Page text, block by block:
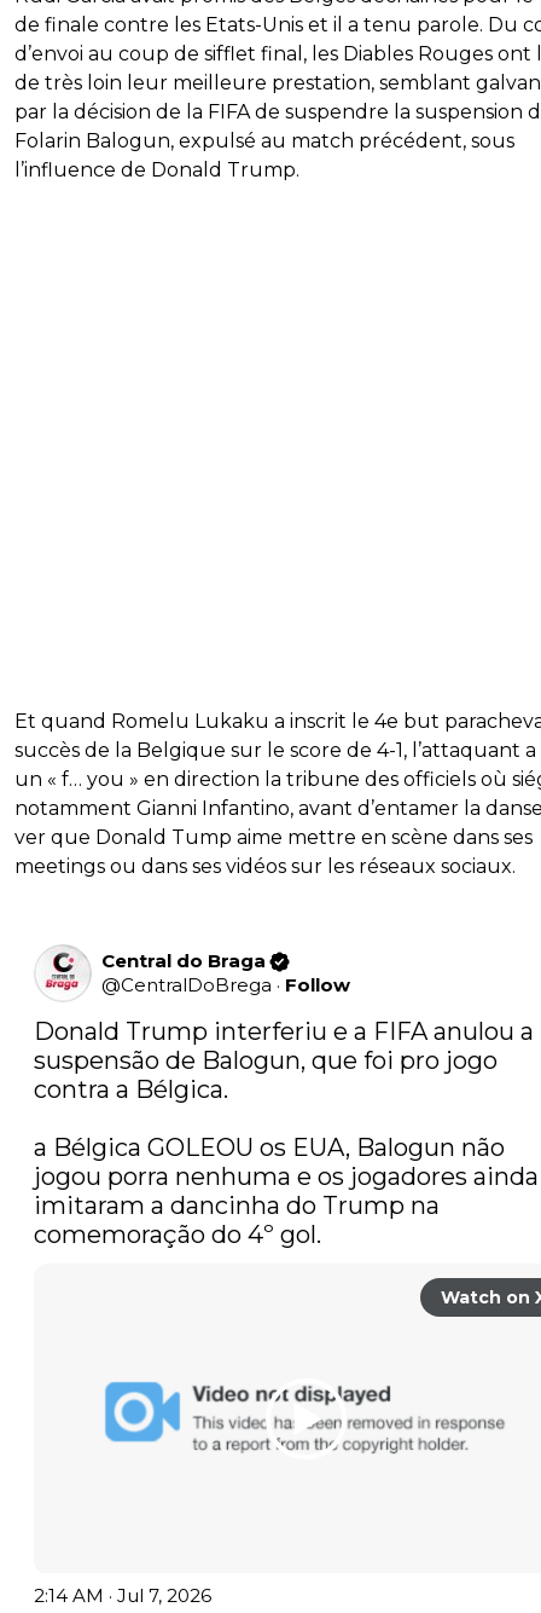
de finale contre les Etats-Unis et il a tenu parole. Du
d’envoi au coup de sifflet final, les Diables Rouges ont
de très loin leur meilleure prestation, semblant
par la décision de la FIFA de suspendre la suspension
Folarin Balogun, expulsé au match précédent, sous
l’influence de Donald Trump.
Et quand Romelu Lukaku a inscrit le 4e but
succès de la Belgique sur le score de 4-1, l’attaquant
un « f… you » en direction la tribune des officiels où
notamment Gianni Infantino, avant d’entamer la
ver que Donald Tump aime mettre en scène dans ses
meetings ou dans ses vidéos sur les réseaux sociaux.
Central do Braga
@CentralDoBrega · Follow
Donald Trump interferiu e a FIFA anulou a
suspensão de Balogun, que foi pro jogo
contra a Bélgica.
a Bélgica GOLEOU os EUA, Balogun não
jogou porra nenhuma e os jogadores ainda
imitaram a dancinha do Trump na
comemoração do 4º gol.
Watch on
2:14 AM · Jul 7, 2026